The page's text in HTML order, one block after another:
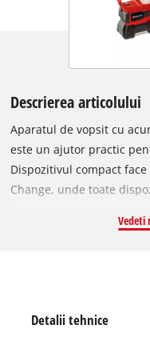
Descrierea articolului
Aparatul de vopsit cu
este un ajutor practic
Dispozitivul compact
Change, unde toate
stationar de pulverizare
regla direct de pe
Detalii tehnice